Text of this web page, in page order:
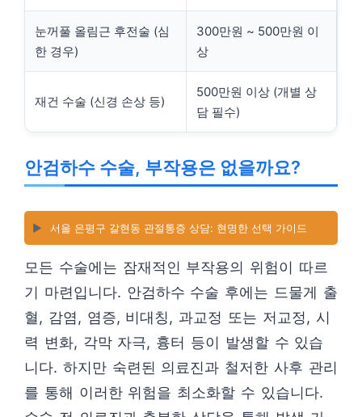
눈꺼풀 올림근 후전술 (심
한 경우)
300만원 ~ 500만원 이
상
재건 수술 (신경 손상 등)
500만원 이상 (개별 상
담 필수)
안검하수 수술, 부작용은 없을까요?
▶️ 서울 은평구 갈현동 관절통증 상담: 현명한 선택 가이드
모든 수술에는 잠재적인 부작용의 위험이 따르
기 마련입니다. 안검하수 수술 후에는 드물게 출
혈, 감염, 염증, 비대칭, 과교정 또는 저교정, 시
력 변화, 각막 자극, 흉터 등이 발생할 수 있습
니다. 하지만 숙련된 의료진과 철저한 사후 관리
를 통해 이러한 위험을 최소화할 수 있습니다.